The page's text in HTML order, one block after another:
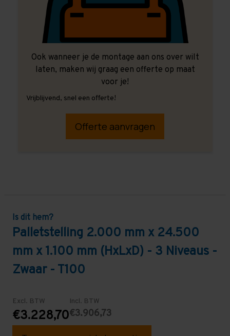
Ook wanneer je de montage aan ons over wilt
laten, maken wij graag een offerte op maat
voor je!
Vrijblijvend, snel een offerte!
Offerte aanvragen
Is dit hem?
Palletstelling 2.000 mm x 24.500
mm x 1.100 mm (HxLxD) - 3 Niveaus -
Zwaar - T100
Excl. BTW
€3.228,70
Incl. BTW
€3.906,73